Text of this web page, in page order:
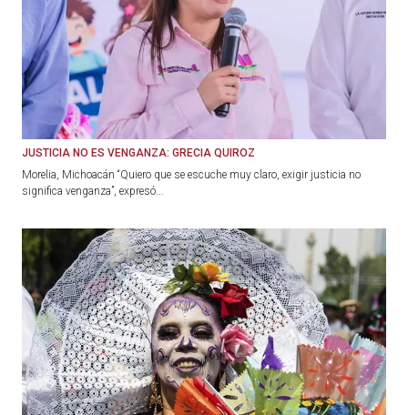
JUSTICIA NO ES VENGANZA: GRECIA QUIROZ
Morelia, Michoacán “Quiero que se escuche muy claro, exigir justicia no
significa venganza”, expresó...